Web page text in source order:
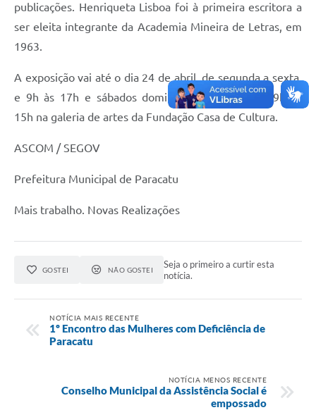
publicações. Henriqueta Lisboa foi à primeira escritora a
ser eleita integrante da Academia Mineira de Letras, em
1963.
A exposição vai até o dia 24 de abril, de segunda a sexta,
e 9h às 17h e sábados domingos e feriados de 9h às
15h na galeria de artes da Fundação Casa de Cultura.
ASCOM / SEGOV
Prefeitura Municipal de Paracatu
Mais trabalho. Novas Realizações
GOSTEI NÃO GOSTEI
Seja o primeiro a curtir esta
notícia.
NOTÍCIA MAIS RECENTE
1º Encontro das Mulheres com Deficiência de
Paracatu
NOTÍCIA MENOS RECENTE
Conselho Municipal da Assistência Social é
empossado